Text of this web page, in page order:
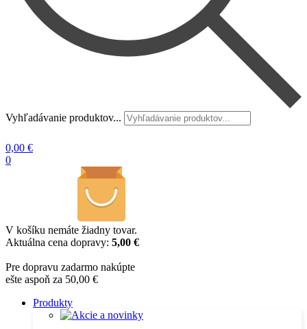
Vyhľadávanie produktov...
0,00 €
0
V košíku nemáte žiadny tovar.
Aktuálna cena dopravy: 5,00 €
Pre dopravu zadarmo nakúpte
ešte aspoň za 50,00 €
Produkty